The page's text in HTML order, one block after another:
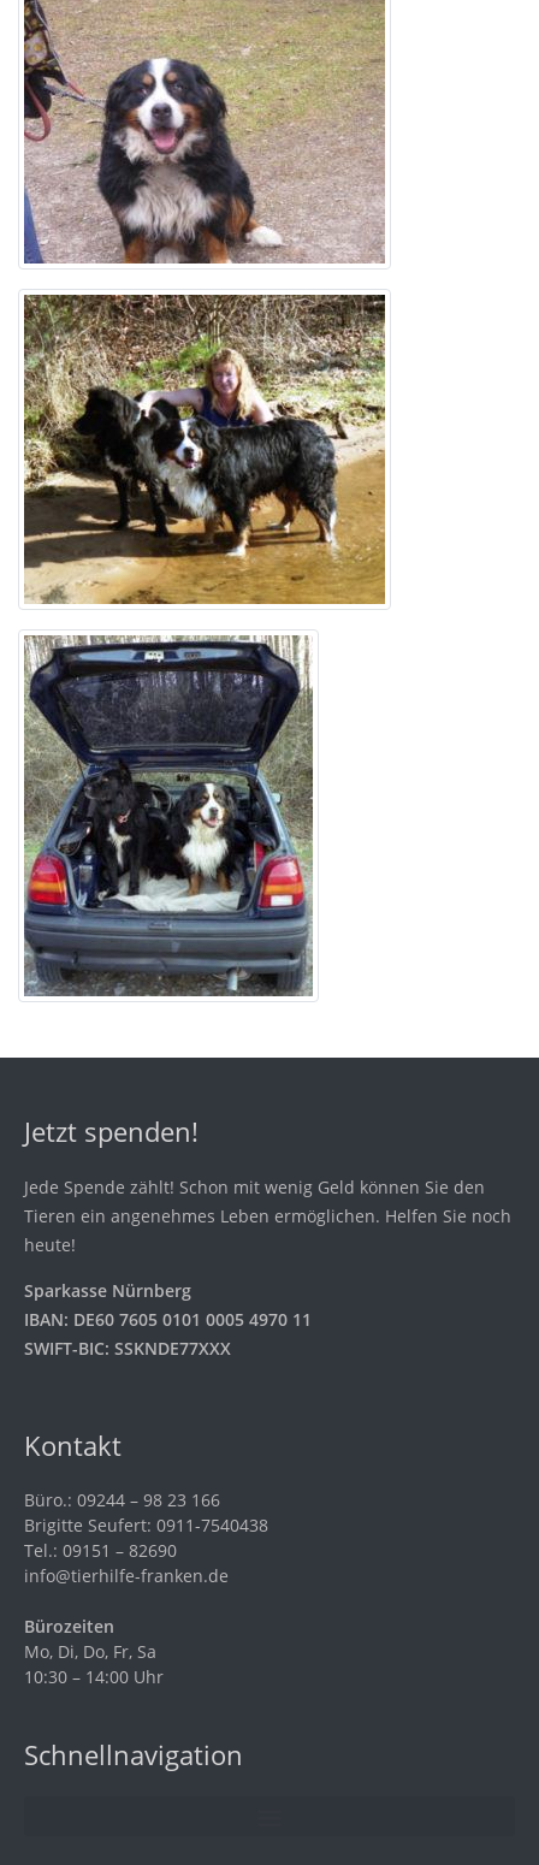
Jetzt spenden!
Jede Spende zählt! Schon mit wenig Geld können Sie den
Tieren ein angenehmes Leben ermöglichen. Helfen Sie noch
heute!
Sparkasse Nürnberg
IBAN: DE60 7605 0101 0005 4970 11
SWIFT-BIC: SSKNDE77XXX
Kontakt
Büro.: 09244 – 98 23 166
Brigitte Seufert: 0911-7540438
Tel.: 09151 – 82690
info@tierhilfe-franken.de
Bürozeiten
Mo, Di, Do, Fr, Sa
10:30 – 14:00 Uhr
Schnellnavigation